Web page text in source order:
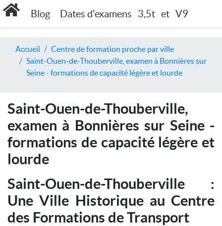
Blog Dates d'examens 3,5t et V9
Accueil
Centre de formation proche par ville
Saint-Ouen-de-Thouberville, examen à Bonnières sur
Seine - formations de capacité légère et lourde
Saint-Ouen-de-Thouberville,
examen à Bonnières sur Seine -
formations de capacité légère et
lourde
Saint-Ouen-de-Thouberville :
Une Ville Historique au Centre
des Formations de Transport